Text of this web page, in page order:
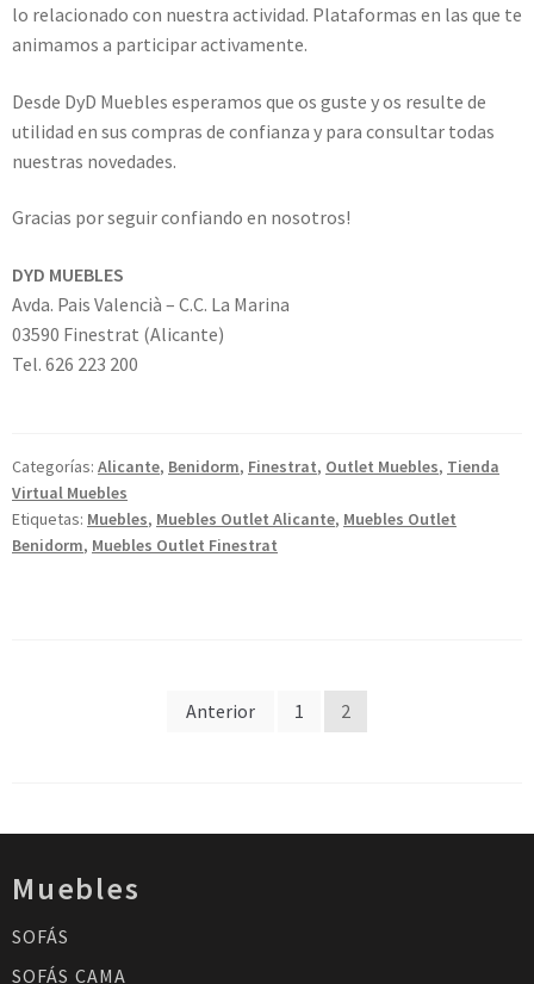
lo relacionado con nuestra actividad. Plataformas en las que te
animamos a participar activamente.
Desde DyD Muebles esperamos que os guste y os resulte de
utilidad en sus compras de confianza y para consultar todas
nuestras novedades.
Gracias por seguir confiando en nosotros!
DYD MUEBLES
Avda. Pais Valencià – C.C. La Marina
03590 Finestrat (Alicante)
Tel. 626 223 200
Categorías: Alicante, Benidorm, Finestrat, Outlet Muebles, Tienda
Virtual Muebles
Etiquetas: Muebles, Muebles Outlet Alicante, Muebles Outlet
Benidorm, Muebles Outlet Finestrat
NavegaciónAnterior 1 2
Muebles
SOFÁS
SOFÁS CAMA